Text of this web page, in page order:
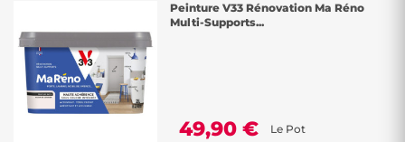
Peinture V33 Rénovation Ma Réno
Multi-Supports...
49,90 € Le Pot